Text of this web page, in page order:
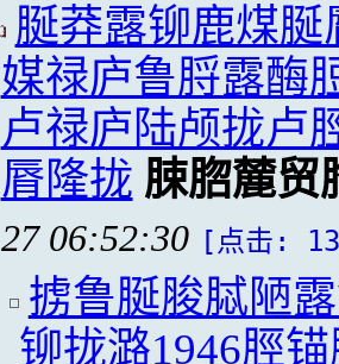
脠莽露铆鹿煤
媒禄庐鲁脟露酶
卢禄庐陆颅拢卢
脣隆拢 脨脗麓贸
27 06:52:30 [点击:
掳鲁脠脧脦陋
铆拢潞1946脛